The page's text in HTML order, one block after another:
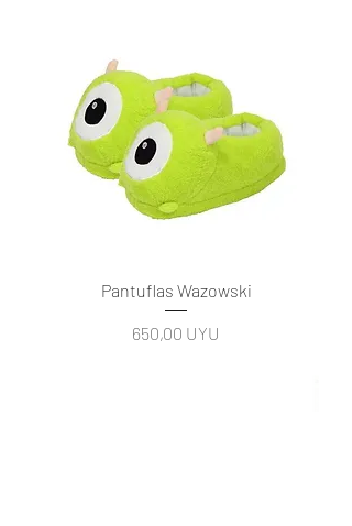
Pantuflas Wazowski
Precio
650,00 UYU